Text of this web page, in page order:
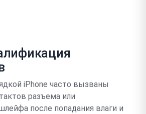
iPhone часто вызваны
разъема или
после попадания влаги и